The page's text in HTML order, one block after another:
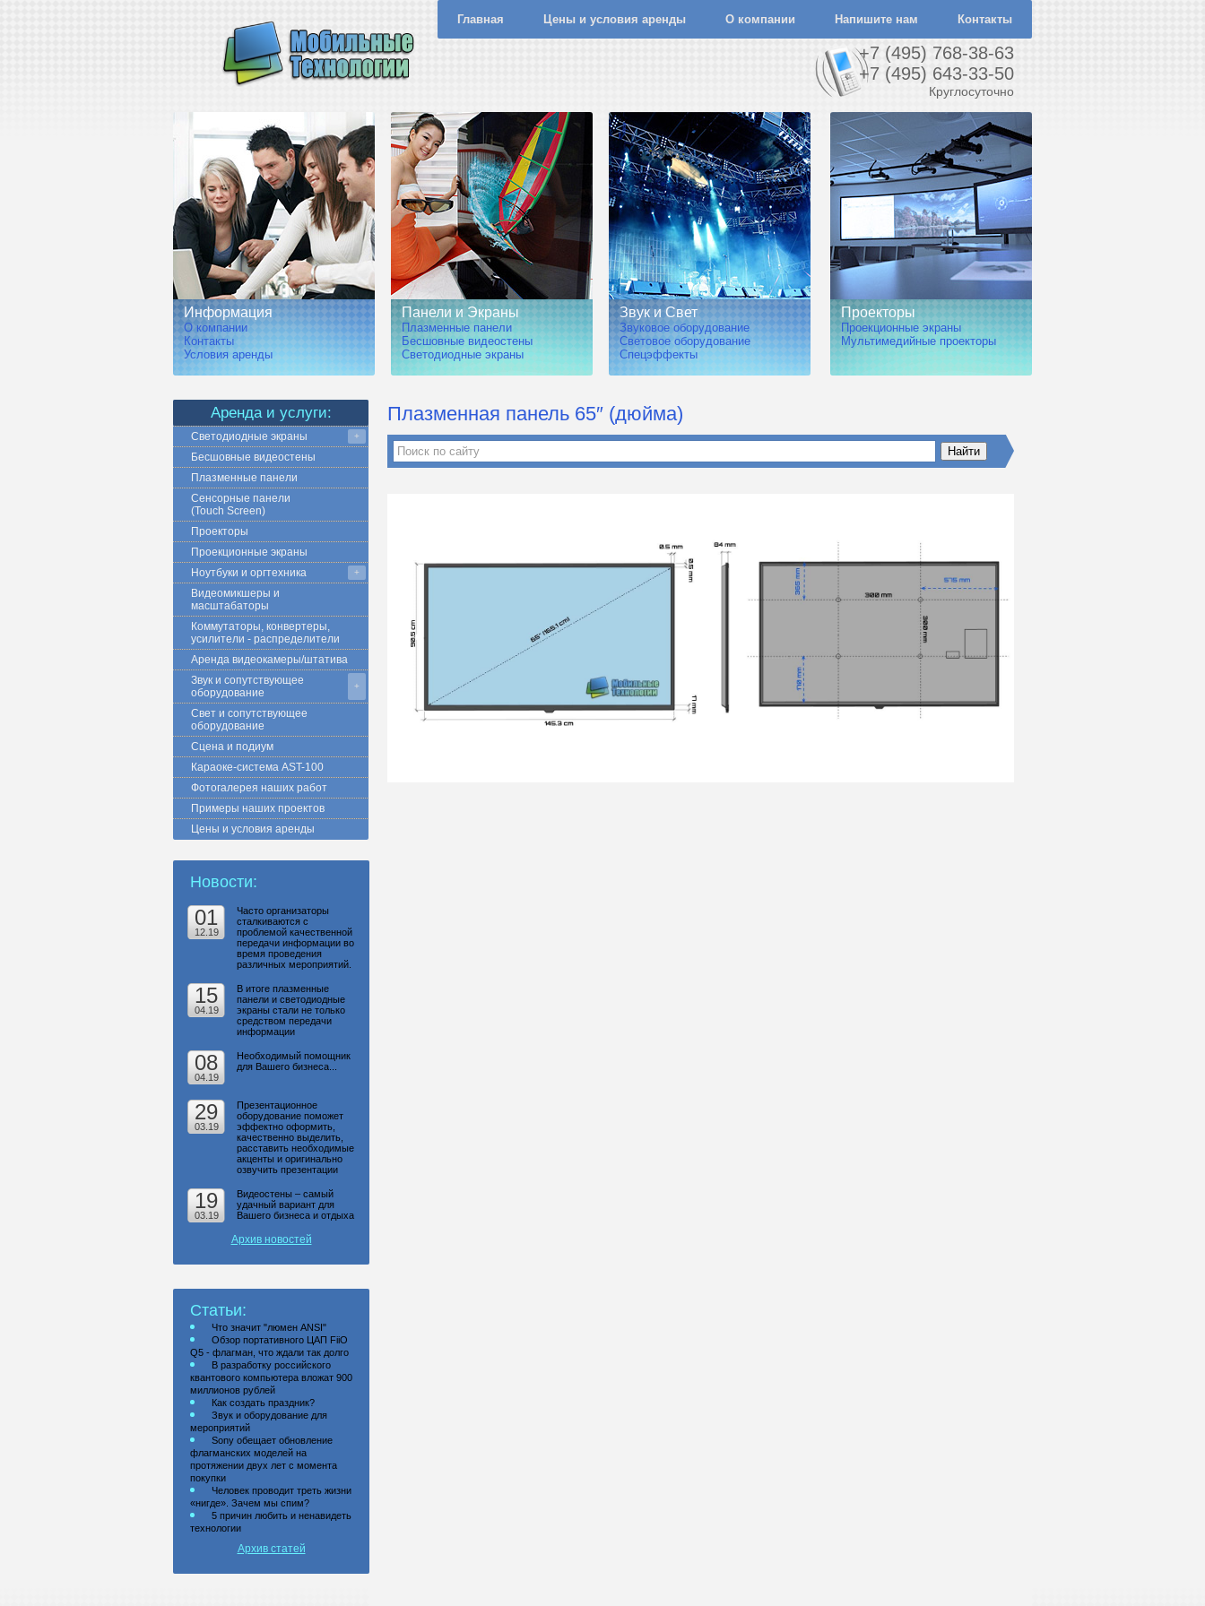
Главная Цены и условия аренды О компании Напишите нам Контакты
+7 (495) 768-38-63
+7 (495) 643-33-50
Круглосуточно
Панели и Экраны
Плазменные панели
Бесшовные видеостены
Светодиодные экраны
Проекторы
Проекционные экраны
Мультимедийные проекторы
Информация
О компании
Контакты
Условия аренды
Звук и Свет
Звуковое оборудование
Световое оборудование
Спецэффекты
Аренда и услуги:
+
Светодиодные экраны
Бесшовные видеостены
Плазменные панели
Сенсорные панели
(Touch Screen)
Проекторы
Проекционные экраны
+
Ноутбуки и оргтехника
Видеомикшеры и
масштабаторы
Коммутаторы, конвертеры,
усилители - распределители
Аренда видеокамеры/штатива
+
Звук и сопутствующее
оборудование
Свет и сопутствующее
оборудование
Сцена и подиум
Караоке-система AST-100
Фотогалерея наших работ
Примеры наших проектов
Цены и условия аренды
Новости:
01
12.19
Часто организаторы
сталкиваются с
проблемой качественной
передачи информации во
время проведения
различных мероприятий.
15
04.19
В итоге плазменные
панели и светодиодные
экраны стали не только
средством передачи
информации
08
04.19
Необходимый помощник
для Вашего бизнеса...
29
03.19
Презентационное
оборудование поможет
эффектно оформить,
качественно выделить,
расставить необходимые
акценты и оригинально
озвучить презентации
19
03.19
Видеостены – самый
удачный вариант для
Вашего бизнеса и отдыха
Архив новостей
Статьи:
Что значит "люмен ANSI"
Обзор портативного ЦАП FiiO
Q5 - флагман, что ждали так долго
В разработку российского
квантового компьютера вложат 900
миллионов рублей
Как создать праздник?
Звук и оборудование для
мероприятий
Sony обещает обновление
флагманских моделей на
протяжении двух лет с момента
покупки
Человек проводит треть жизни
«нигде». Зачем мы спим?
5 причин любить и ненавидеть
технологии
Архив статей
Плазменная панель 65″ (дюйма)